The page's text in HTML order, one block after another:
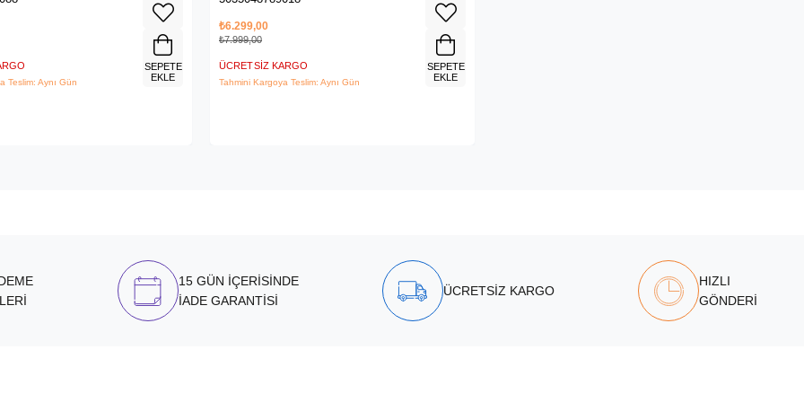
Teslim: Aynı Gün
SEPETE
EKLE
₺6.299,00
₺7.999,00
ÜCRETSIZ KARGO
Tahmini Kargoya Teslim: Aynı Gün
SEPETE
EKLE
15 GÜN İÇERİSİNDE
İADE GARANTİSİ
ÜCRETSİZ KARGO
HIZLI
GÖNDERİ